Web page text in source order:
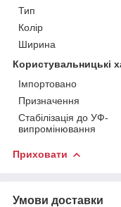
Тип
Колір
Ширина
Користувальницькі
Імпортовано
Призначення
Стабілізація до УФ-
випромінювання
Приховати
Умови доставки